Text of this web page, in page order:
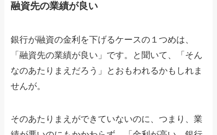
融資先の業績が良い
銀行が融資の金利を下げるケースの１つめは、
「融資先の業績が良い」です。と聞いて、「そん
なのあたりまえだろう」とおもわれるかもしれま
せんが。
そのあたりまえができていないのに、つまり、業